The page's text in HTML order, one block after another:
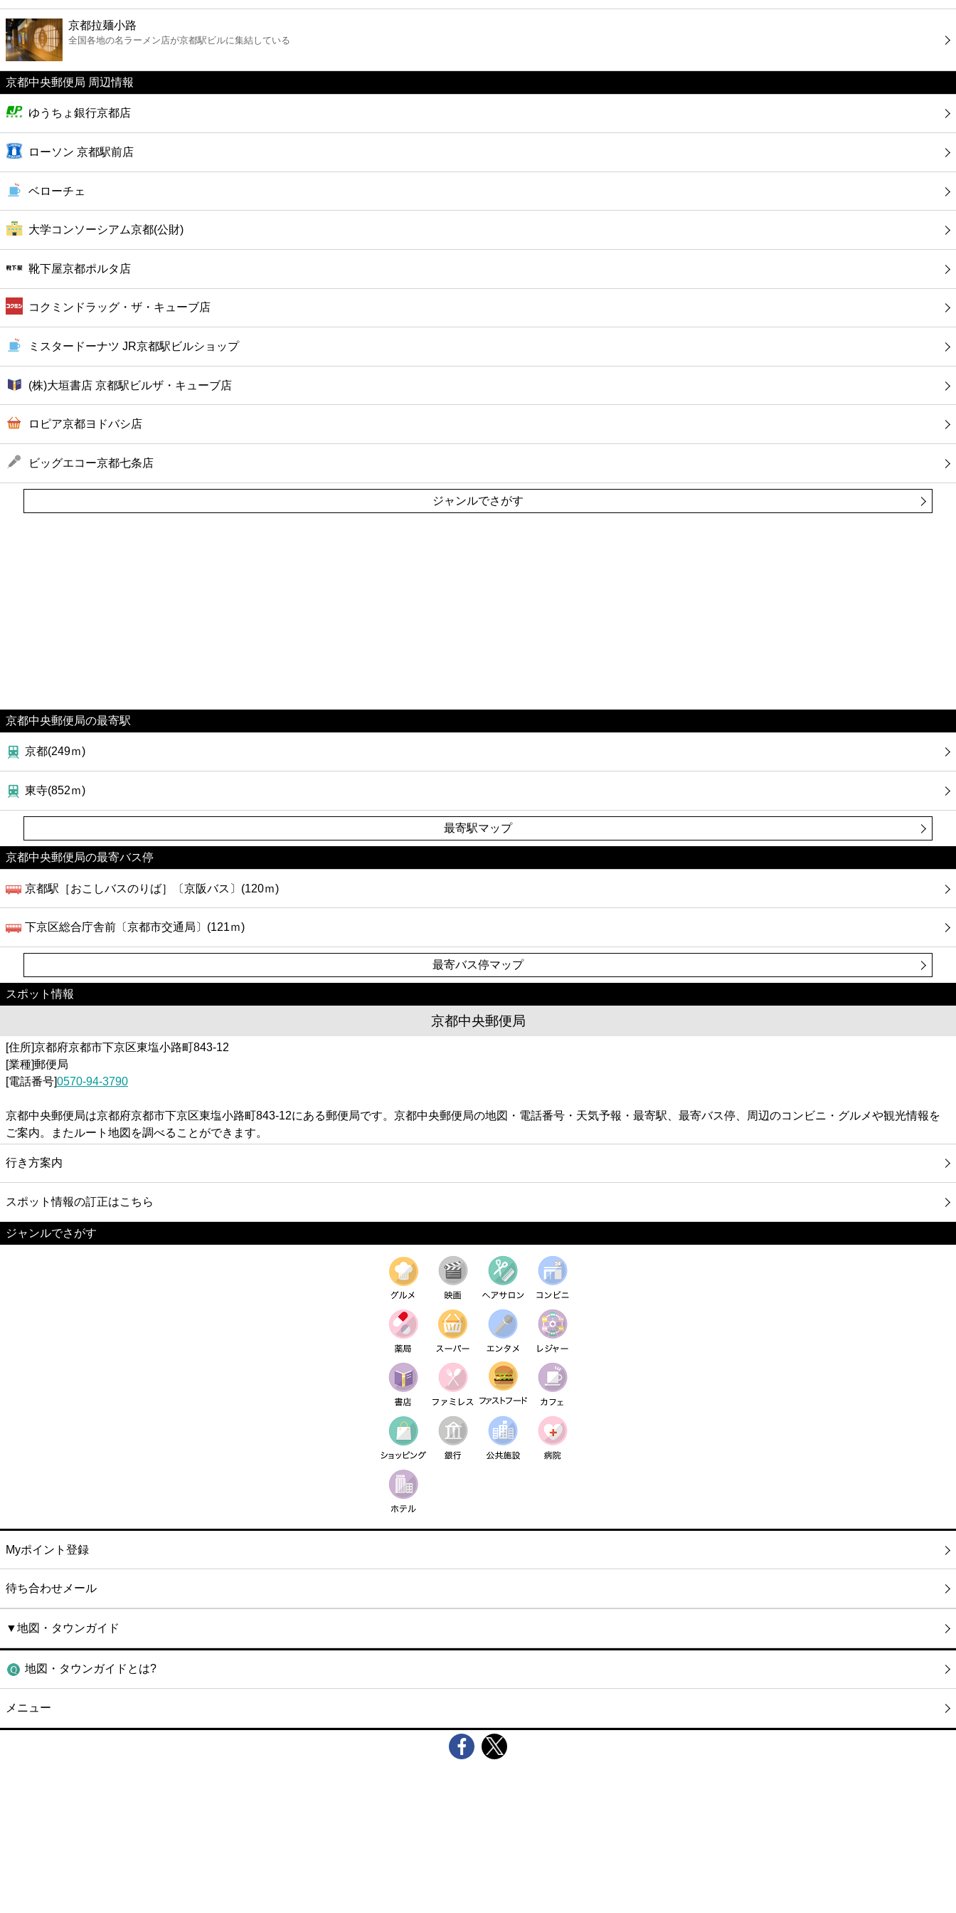
ファーストフード
カフェ
ショッピング
公共
ホテル
京都拉麺小路
全国各地の名ラーメン店が京都駅ビルに集結している
京都中央郵便局 周辺情報
ゆうちょ銀行京都店
ローソン 京都駅前店
ベローチェ
大学コンソーシアム京都(公財)
靴下屋京都ポルタ店
コクミンドラッグ・ザ・キューブ店
ミスタードーナツ JR京都駅ビルショップ
(株)大垣書店 京都駅ビルザ・キューブ店
ロピア京都ヨドバシ店
ビッグエコー京都七条店
ジャンルでさがす
京都中央郵便局の最寄駅
京都(249ｍ)
東寺(852ｍ)
最寄駅マップ
京都中央郵便局の最寄バス停
京都駅［おこしバスのりば］〔京阪バス〕(120ｍ)
下京区総合庁舎前〔京都市交通局〕(121ｍ)
最寄バス停マップ
スポット情報
京都中央郵便局
[住所]京都府京都市下京区東塩小路町843-12
[業種]郵便局
[電話番号]0570-94-3790
京都中央郵便局は京都府京都市下京区東塩小路町843-12にある郵便局です。京都中央郵便局の地図・電話番号・天気予報・最寄駅、最寄バス停、周辺のコンビニ・グルメや観光情報を
ご案内。またルート地図を調べることができます。
行き方案内
スポット情報の訂正はこちら
ジャンルでさがす
Myポイント登録
待ち合わせメール
▼地図・タウンガイド
地図・タウンガイドとは?
メニュー